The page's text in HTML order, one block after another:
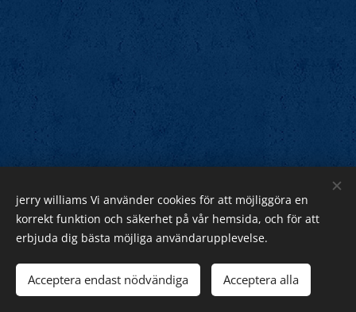
Jerry Williams
Sveriges Rock Kung.
Webnode Cookies
jerry williams Vi använder cookies för att möjliggöra en
korrekt funktion och säkerhet på vår hemsida, och för att
erbjuda dig bästa möjliga användarupplevelse.
Acceptera endast nödvändiga Acceptera alla